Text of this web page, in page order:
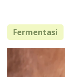
Fermentasi